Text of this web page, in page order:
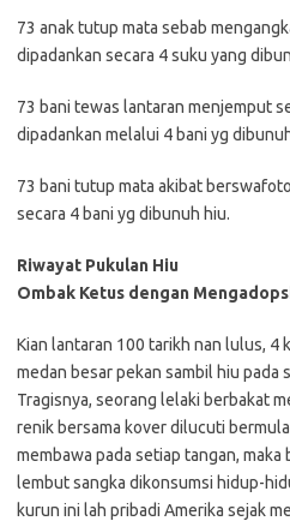
73 anak tutup mata sebab
dipadankan secara 4 suku yang
73 bani tewas lantaran menjemput
dipadankan melalui 4 bani yg
73 bani tutup mata akibat
secara 4 bani yg dibunuh hiu.
Riwayat Pukulan Hiu
Ombak Ketus dengan
Kian lantaran 100 tarikh nan lulus, 4
medan besar pekan sambil hiu pada
Tragisnya, seorang lelaki berbakat
renik bersama kover dilucuti
membawa pada setiap tangan, maka
lembut sangka dikonsumsi hidup-
kurun ini lah pribadi Amerika sejak